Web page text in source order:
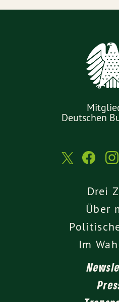
Deutschen
Drei
Über
Im